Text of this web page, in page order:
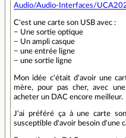
Audio/Audio-Interfaces/
C'est une carte son USB avec :
− Une sortie optique
− Un ampli casque
− une entrée ligne
− une sortie ligne
Mon idée c'était d'avoir une
mère, pour pas cher, avec
acheter un DAC encore meilleur.
J'ai préféré ça à une carte
susceptible d'avoir besoin d'une